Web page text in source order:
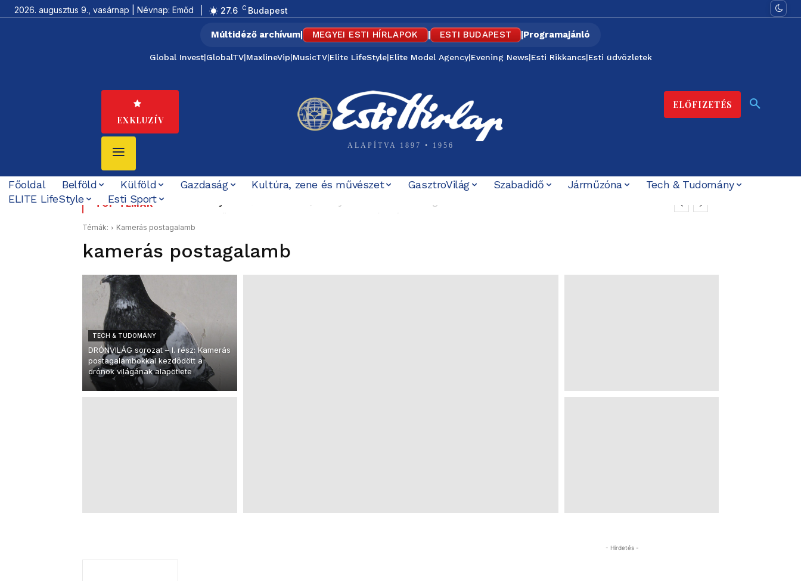
2026. augusztus 9., vasárnap | Névnap: Emőd 27.6 C Budapest
Múltidéző archívum| MEGYEI ESTI HÍRLAPOK | ESTI BUDAPEST |Programajánló
Global Invest|GlobalTV|MaxlineVip|MusicTV|Elite LifeStyle|Elite Model Agency|Evening News|Esti Rikkancs|Esti üdvözletek
EXKLUZÍV
ALAPÍTVA 1897 • 1956
ELŐFIZETÉS
Főoldal Belföld Külföld Gazdaság Kultúra, zene és művészet GasztroVilág Szabadidő Járműzóna
Tech & Tudomány
ELITE LifeStyle
Esti Sport
TOP TÉMÁK
Tata 1956: a sortűz története, amely most Baka Andrásig ért – korabeli MTV Híradó-felvétellel –
Schiffer elővette a Korbely-ügyet, a Mi Hazánk és a...
Témák: Kamerás postagalamb
kamerás postagalamb
TECH & TUDOMÁNY
DRÓNVILÁG sorozat – I. rész: Kamerás
postagalambokkal kezdődött a
drónok világának alapötlete
- Hirdetés -